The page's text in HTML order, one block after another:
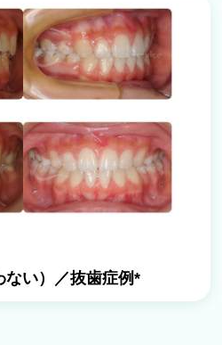
ない）／抜歯症例*